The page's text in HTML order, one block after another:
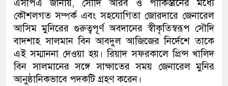
এসপিএ জানায়, সৌদি আরব ও পাকিস্তানের মধ্যে
কৌশলগত সম্পর্ক এবং সহযোগিতা জোরদারে জেনারেল
আসিম মুনিরের গুরুত্বপূর্ণ অবদানের স্বীকৃতিস্বরূপ সৌদি
বাদশাহ সালমান বিন আবদুল আজিজের নির্দেশে তাকে
এই সম্মাননা দেওয়া হয়। রিয়াদ সফরকালে প্রিন্স খালিদ
বিন সালমানের সঙ্গে সাক্ষাতের সময় জেনারেল মুনির
আনুষ্ঠানিকভাবে পদকটি গ্রহণ করেন।